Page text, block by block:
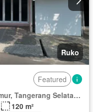
Ruko
Featured
Sektor 5, Bintaro Jaya, Ciputat Timur, Tangerang Selatan, Banten
120 m²